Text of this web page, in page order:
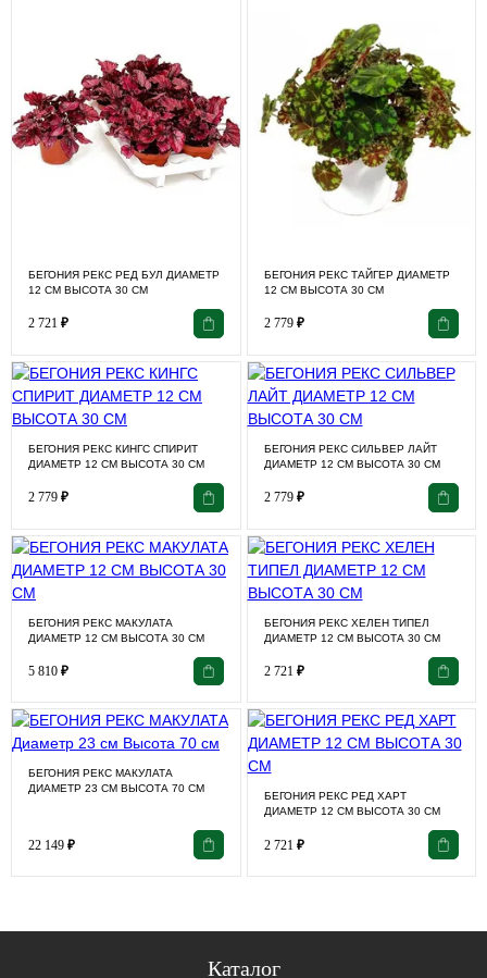
БЕГОНИЯ РЕКС РЕД БУЛ ДИАМЕТР
12 СМ ВЫСОТА 30 СМ
2 721 ₽
БЕГОНИЯ РЕКС ТАЙГЕР ДИАМЕТР
12 СМ ВЫСОТА 30 СМ
2 779 ₽
БЕГОНИЯ РЕКС КИНГС СПИРИТ
ДИАМЕТР 12 СМ ВЫСОТА 30 СМ
2 779 ₽
БЕГОНИЯ РЕКС СИЛЬВЕР ЛАЙТ
ДИАМЕТР 12 СМ ВЫСОТА 30 СМ
2 779 ₽
БЕГОНИЯ РЕКС МАКУЛАТА
ДИАМЕТР 12 СМ ВЫСОТА 30 СМ
5 810 ₽
БЕГОНИЯ РЕКС ХЕЛЕН ТИПЕЛ
ДИАМЕТР 12 СМ ВЫСОТА 30 СМ
2 721 ₽
БЕГОНИЯ РЕКС МАКУЛАТА
ДИАМЕТР 23 СМ ВЫСОТА 70 СМ
22 149 ₽
БЕГОНИЯ РЕКС РЕД ХАРТ
ДИАМЕТР 12 СМ ВЫСОТА 30 СМ
2 721 ₽
Каталог